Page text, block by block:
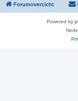
Forumoverzicht
Powered by